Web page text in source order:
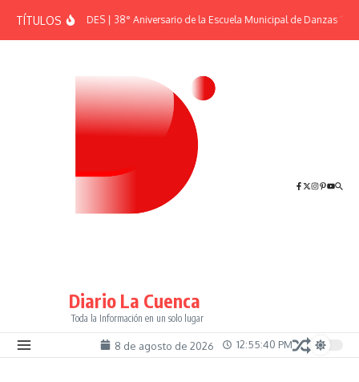
TÍTULOSEFEMÉRIDES | 38° Aniversario de la Escuela Municipal de Danzas “El
Diario La Cuenca
Toda la Información en un solo lugar
8 de agosto de 2026 12:55:41 PM